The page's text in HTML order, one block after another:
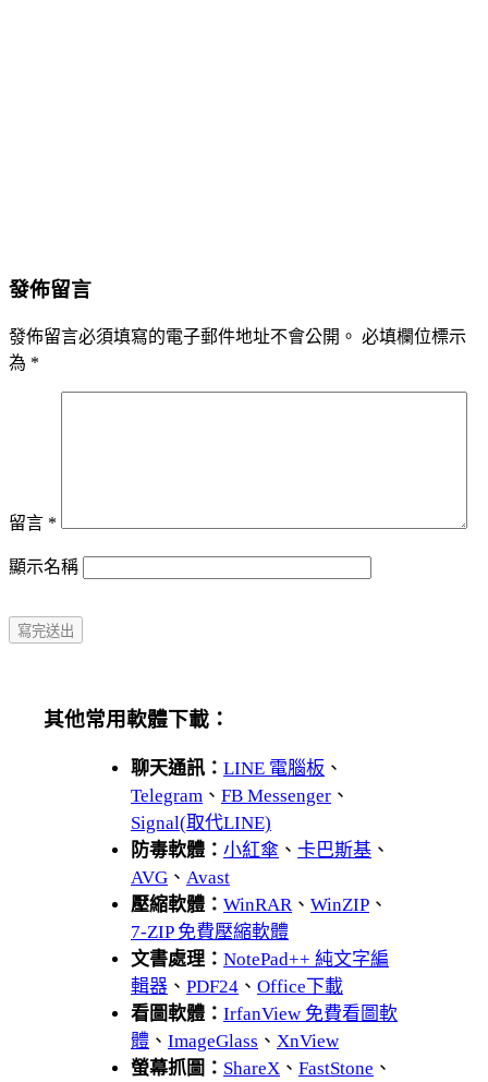
發佈留言
發佈留言必須填寫的電子郵件地址不會公開。 必填欄位標示
為 *
留言 *
顯示名稱
其他常用軟體下載：
聊天通訊： LINE 電腦板 、
Telegram 、 FB Messenger 、
Signal(取代LINE)
防毒軟體： 小紅傘 、 卡巴斯基 、
AVG 、 Avast
壓縮軟體： WinRAR、 WinZIP 、
7-ZIP 免費壓縮軟體
文書處理： NotePad++ 純文字編
輯器 、 PDF24 、 Office下載
看圖軟體： IrfanView 免費看圖軟
體 、 ImageGlass 、 XnView
螢幕抓圖： ShareX 、 FastStone 、